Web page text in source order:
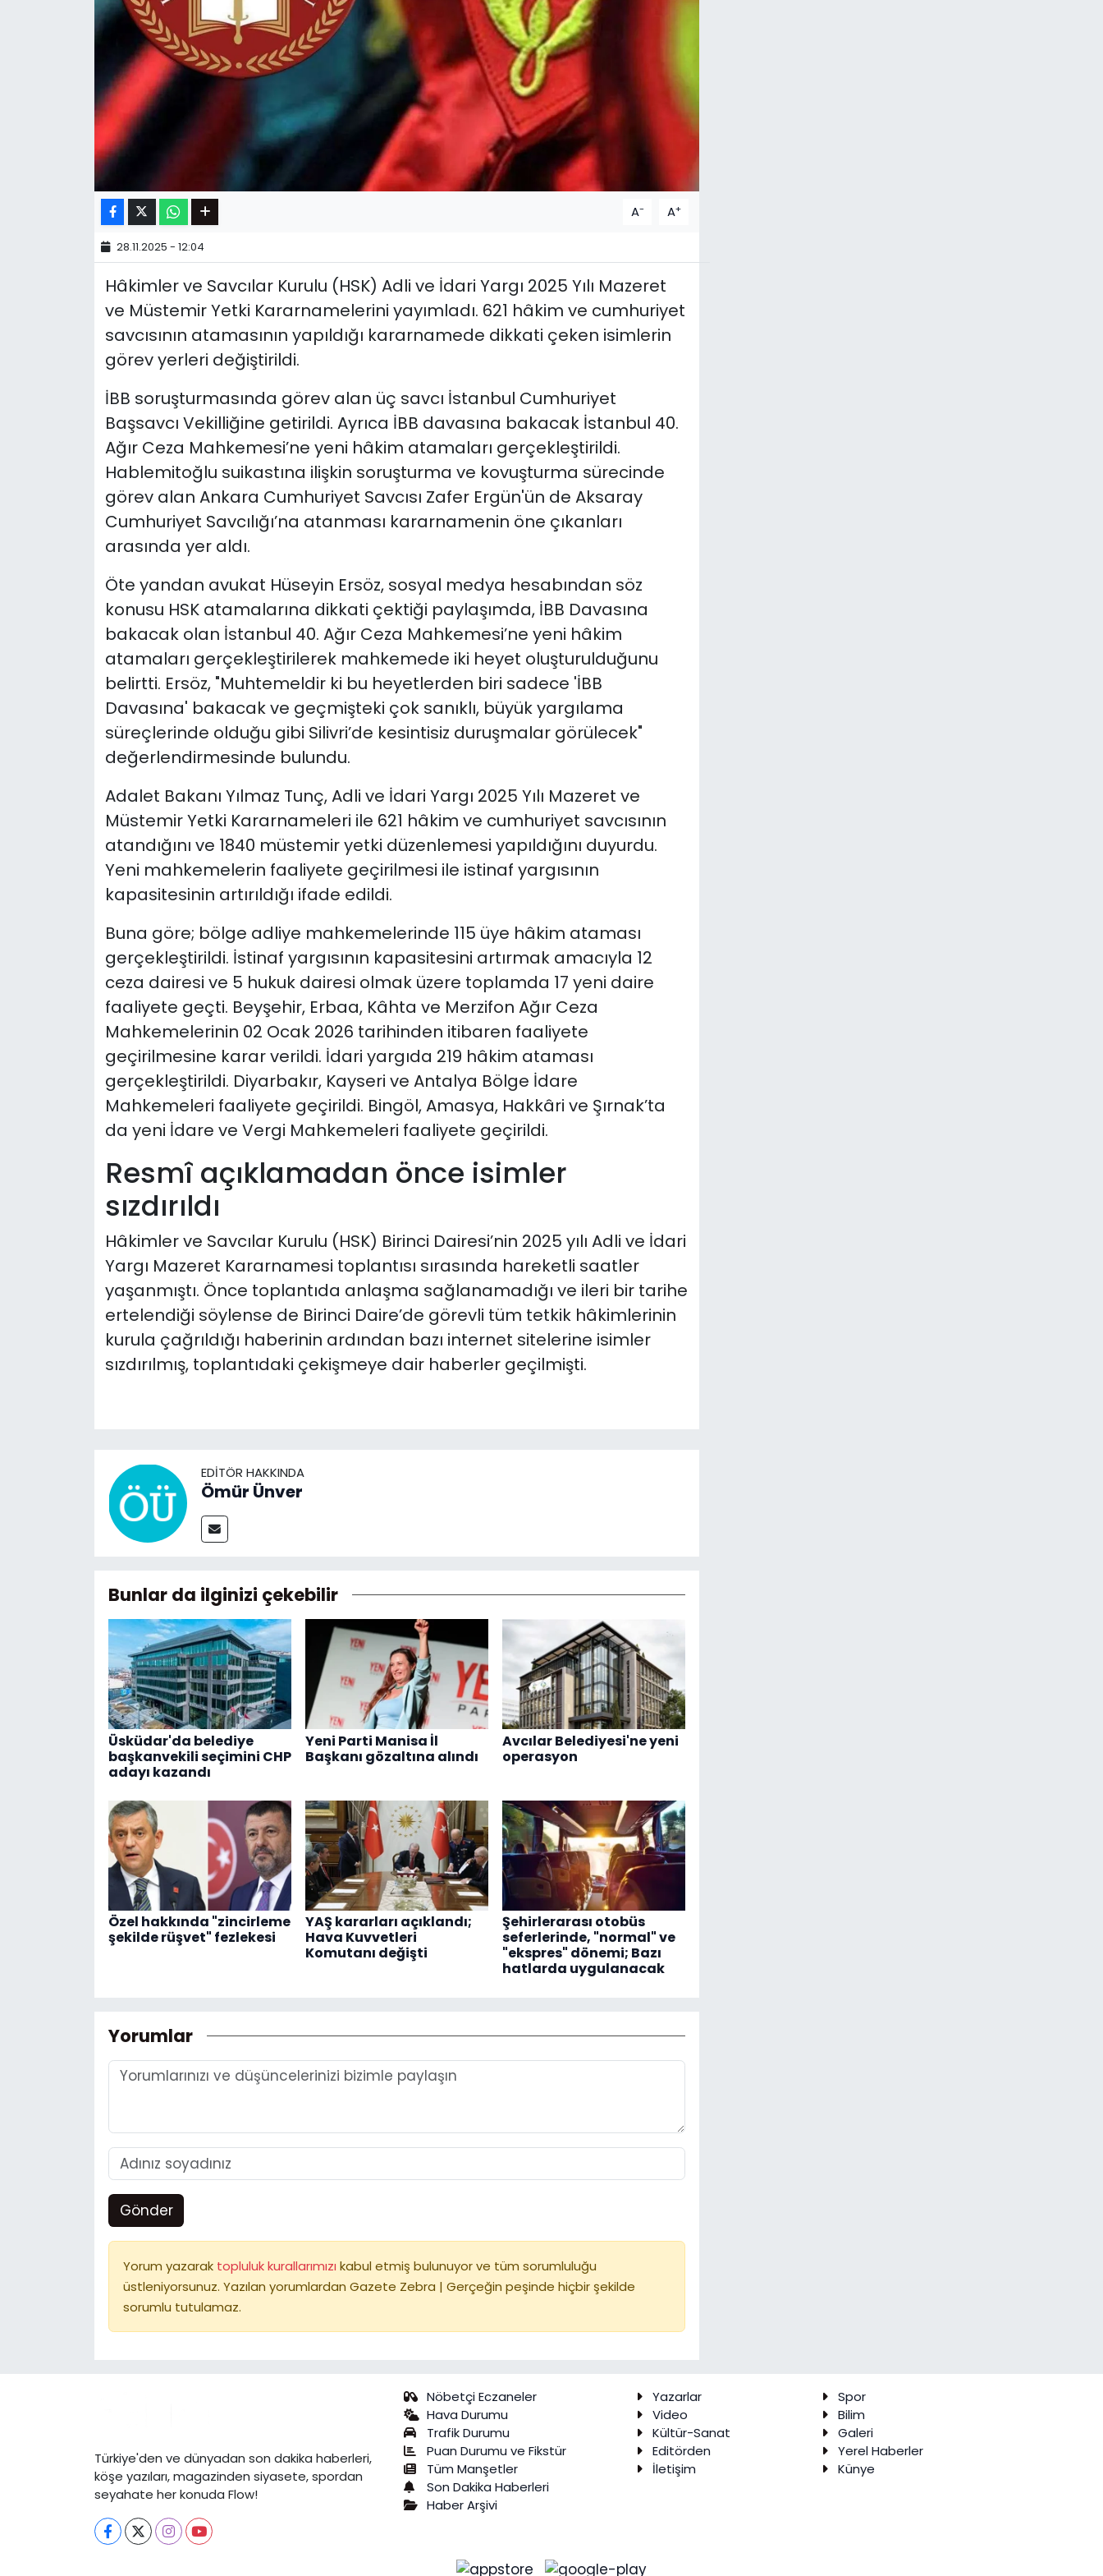
A- A+
28.11.2025 - 12:04
Hâkimler ve Savcılar Kurulu (HSK) Adli ve İdari Yargı 2025 Yılı Mazeret
ve Müstemir Yetki Kararnamelerini yayımladı. 621 hâkim ve cumhuriyet
savcısının atamasının yapıldığı kararnamede dikkati çeken isimlerin
görev yerleri değiştirildi.
İBB soruşturmasında görev alan üç savcı İstanbul Cumhuriyet
Başsavcı Vekilliğine getirildi. Ayrıca İBB davasına bakacak İstanbul 40.
Ağır Ceza Mahkemesi’ne yeni hâkim atamaları gerçekleştirildi.
Hablemitoğlu suikastına ilişkin soruşturma ve kovuşturma sürecinde
görev alan Ankara Cumhuriyet Savcısı Zafer Ergün'ün de Aksaray
Cumhuriyet Savcılığı’na atanması kararnamenin öne çıkanları
arasında yer aldı.
Öte yandan avukat Hüseyin Ersöz, sosyal medya hesabından söz
konusu HSK atamalarına dikkati çektiği paylaşımda, İBB Davasına
bakacak olan İstanbul 40. Ağır Ceza Mahkemesi’ne yeni hâkim
atamaları gerçekleştirilerek mahkemede iki heyet oluşturulduğunu
belirtti. Ersöz, "Muhtemeldir ki bu heyetlerden biri sadece 'İBB
Davasına' bakacak ve geçmişteki çok sanıklı, büyük yargılama
süreçlerinde olduğu gibi Silivri’de kesintisiz duruşmalar görülecek"
değerlendirmesinde bulundu.
Adalet Bakanı Yılmaz Tunç, Adli ve İdari Yargı 2025 Yılı Mazeret ve
Müstemir Yetki Kararnameleri ile 621 hâkim ve cumhuriyet savcısının
atandığını ve 1840 müstemir yetki düzenlemesi yapıldığını duyurdu.
Yeni mahkemelerin faaliyete geçirilmesi ile istinaf yargısının
kapasitesinin artırıldığı ifade edildi.
Buna göre; bölge adliye mahkemelerinde 115 üye hâkim ataması
gerçekleştirildi. İstinaf yargısının kapasitesini artırmak amacıyla 12
ceza dairesi ve 5 hukuk dairesi olmak üzere toplamda 17 yeni daire
faaliyete geçti. Beyşehir, Erbaa, Kâhta ve Merzifon Ağır Ceza
Mahkemelerinin 02 Ocak 2026 tarihinden itibaren faaliyete
geçirilmesine karar verildi. İdari yargıda 219 hâkim ataması
gerçekleştirildi. Diyarbakır, Kayseri ve Antalya Bölge İdare
Mahkemeleri faaliyete geçirildi. Bingöl, Amasya, Hakkâri ve Şırnak’ta
da yeni İdare ve Vergi Mahkemeleri faaliyete geçirildi.
Resmî açıklamadan önce isimler
sızdırıldı
Hâkimler ve Savcılar Kurulu (HSK) Birinci Dairesi’nin 2025 yılı Adli ve İdari
Yargı Mazeret Kararnamesi toplantısı sırasında hareketli saatler
yaşanmıştı. Önce toplantıda anlaşma sağlanamadığı ve ileri bir tarihe
ertelendiği söylense de Birinci Daire’de görevli tüm tetkik hâkimlerinin
kurula çağrıldığı haberinin ardından bazı internet sitelerine isimler
sızdırılmış, toplantıdaki çekişmeye dair haberler geçilmişti.
EDITÖR HAKKINDA
Ömür Ünver
Bunlar da ilginizi çekebilir
Üsküdar'da belediye
başkanvekili seçimini CHP
adayı kazandı
Yeni Parti Manisa İl
Başkanı gözaltına alındı
Avcılar Belediyesi'ne yeni
operasyon
Özel hakkında "zincirleme
şekilde rüşvet" fezlekesi
YAŞ kararları açıklandı;
Hava Kuvvetleri
Komutanı değişti
Şehirlerarası otobüs
seferlerinde, "normal" ve
"ekspres" dönemi; Bazı
hatlarda uygulanacak
Yorumlar
Gönder
Yorum yazarak topluluk kurallarımızı kabul etmiş bulunuyor ve tüm sorumluluğu
üstleniyorsunuz. Yazılan yorumlardan Gazete Zebra | Gerçeğin peşinde hiçbir şekilde
sorumlu tutulamaz.
Türkiye'den ve dünyadan son dakika haberleri,
köşe yazıları, magazinden siyasete, spordan
seyahate her konuda Flow!
Nöbetçi Eczaneler
Hava Durumu
Trafik Durumu
Puan Durumu ve Fikstür
Tüm Manşetler
Son Dakika Haberleri
Haber Arşivi
Yazarlar
Spor
Video
Bilim
Kültür-Sanat
Galeri
Editörden
Yerel Haberler
İletişim
Künye